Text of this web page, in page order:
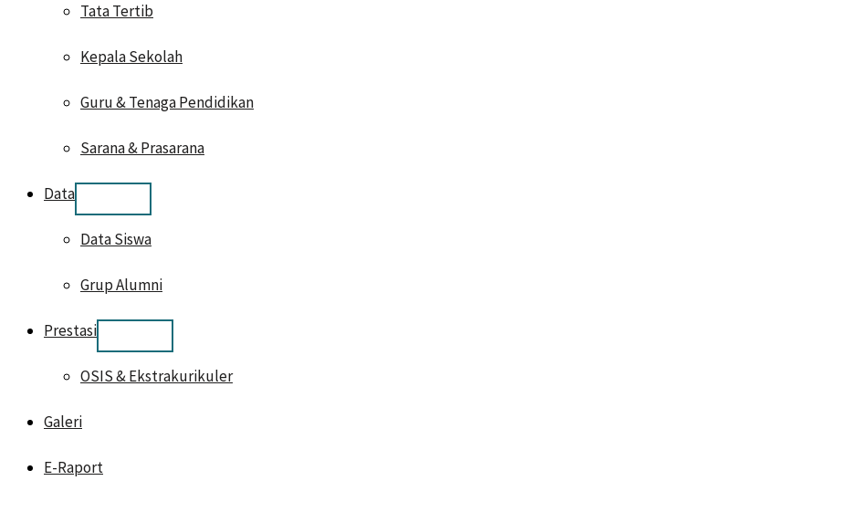
Tata Tertib
Kepala Sekolah
Guru & Tenaga Pendidikan
Sarana & Prasarana
Data
Data Siswa
Grup Alumni
Prestasi
OSIS & Ekstrakurikuler
Galeri
E-Raport